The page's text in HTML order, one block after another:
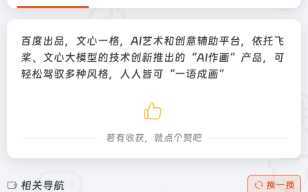
百度出品，文心一格，AI艺术和创意辅助平台，依托飞
桨、文心大模型的技术创新推出的“AI作画”产品，可
轻松驾驭多种风格，人人皆可“一语成画”
若有收获，就点个赞吧
相关导航 换一换